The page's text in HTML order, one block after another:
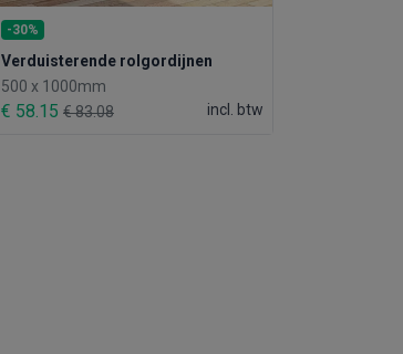
-30%
Verduisterende rolgordijnen
500 x 1000mm
€ 58.15 € 83.08 incl. btw